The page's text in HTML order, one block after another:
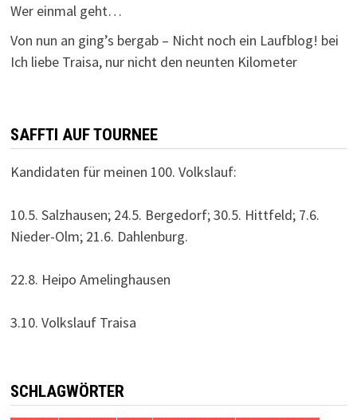
Wer einmal geht…
Von nun an ging’s bergab – Nicht noch ein Laufblog! bei
Ich liebe Traisa, nur nicht den neunten Kilometer
SAFFTI AUF TOURNEE
Kandidaten für meinen 100. Volkslauf:
10.5. Salzhausen; 24.5. Bergedorf; 30.5. Hittfeld; 7.6.
Nieder-Olm; 21.6. Dahlenburg.
22.8. Heipo Amelinghausen
3.10. Volkslauf Traisa
SCHLAGWÖRTER